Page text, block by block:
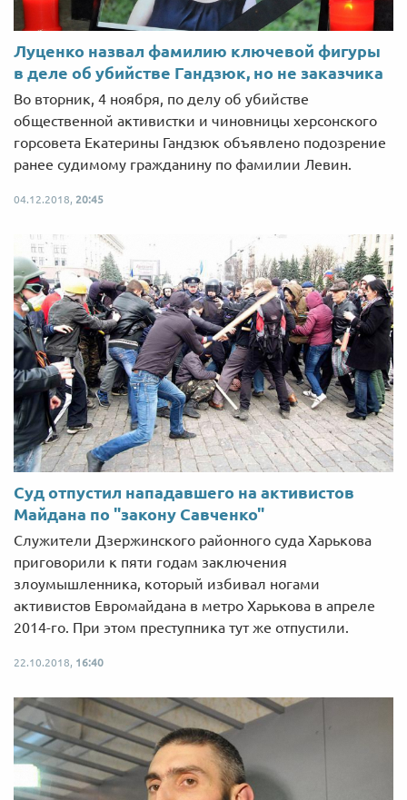
Луценко назвал фамилию ключевой фигуры
в деле об убийстве Гандзюк, но не заказчика
Во вторник, 4 ноября, по делу об убийстве
общественной активистки и чиновницы херсонского
горсовета Екатерины Гандзюк объявлено подозрение
ранее судимому гражданину по фамилии Левин.
04.12.2018, 20:45
Суд отпустил нападавшего на активистов
Майдана по "закону Савченко"
Служители Дзержинского районного суда Харькова
приговорили к пяти годам заключения
злоумышленника, который избивал ногами
активистов Евромайдана в метро Харькова в апреле
2014-го. При этом преступника тут же отпустили.
22.10.2018, 16:40